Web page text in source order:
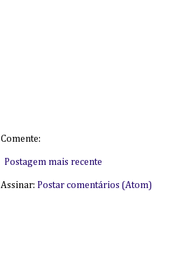
Comente:
Postagem mais recente
Assinar: Postar comentários (Atom)